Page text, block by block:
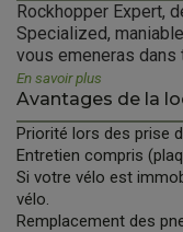
Rockhopper Expert,
Specialized,
vous emeneras
En savoir plus
Avantages de la
Priorité lors des prise
Entretien compris
Si votre vélo est
vélo.
Remplacement des